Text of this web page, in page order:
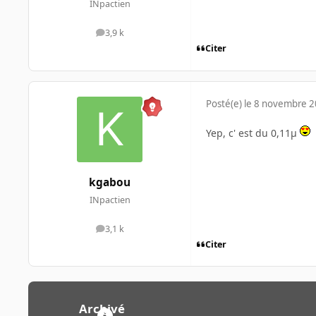
INpactien
3,9 k
messages
Citer
kgabou
INpactien
3,1 k
messages
Posté(e) le 8 novembre
Yep, c' est du 0,11µ
Citer
Archivé